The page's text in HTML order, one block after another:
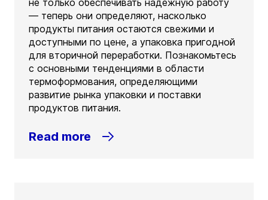
не только обеспечивать надежную работу
— теперь они определяют, насколько
продукты питания остаются свежими и
доступными по цене, а упаковка пригодной
для вторичной переработки. Познакомьтесь
с основными тенденциями в области
термоформования, определяющими
развитие рынка упаковки и поставки
продуктов питания.
Read more